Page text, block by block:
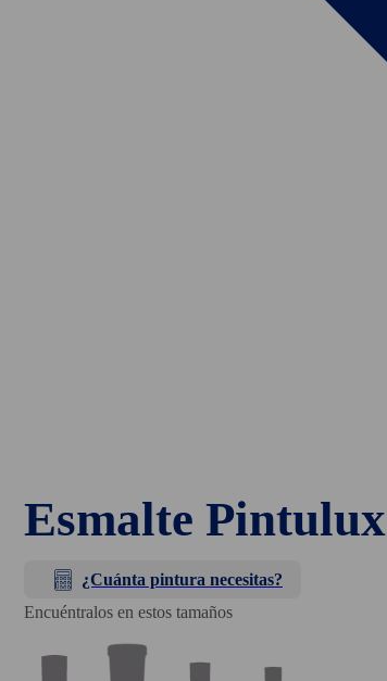
Esmalte Pintulux
¿Cuánta pintura necesitas?
Encuéntralos en estos tamaños